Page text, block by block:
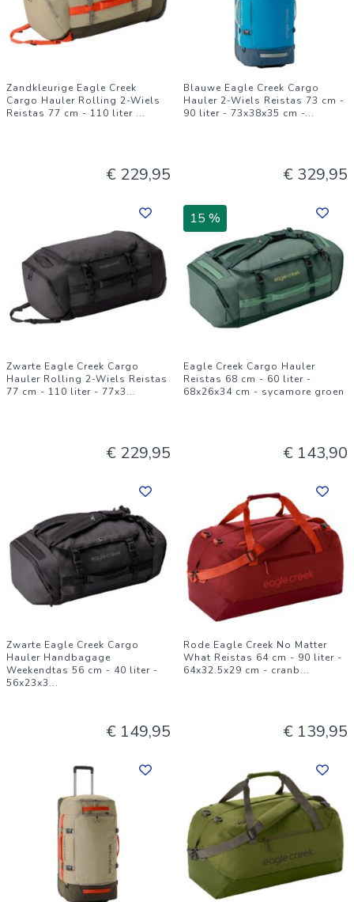
Zandkleurige Eagle Creek
Cargo Hauler Rolling 2-Wiels
Reistas 77 cm - 110 liter ...
€ 229,95
Blauwe Eagle Creek Cargo
Hauler 2-Wiels Reistas 73 cm -
90 liter - 73x38x35 cm -...
€ 329,95
Zwarte Eagle Creek Cargo
Hauler Rolling 2-Wiels Reistas
77 cm - 110 liter - 77x3...
€ 229,95
15 %
Eagle Creek Cargo Hauler
Reistas 68 cm - 60 liter -
68x26x34 cm - sycamore groen
€ 143,90
Zwarte Eagle Creek Cargo
Hauler Handbagage
Weekendtas 56 cm - 40 liter -
56x23x3...
€ 149,95
Rode Eagle Creek No Matter
What Reistas 64 cm - 90 liter -
64x32.5x29 cm - cranb...
€ 139,95